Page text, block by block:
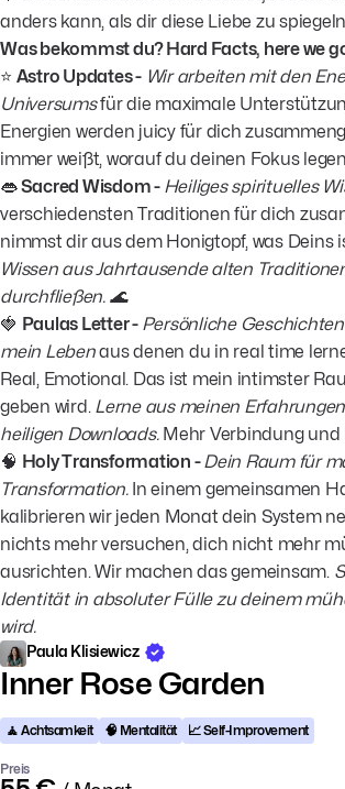
anders kann, als dir diese Liebe zu
Was bekommst du? Hard Facts, here we
⭐️ Astro Updates - Wir arbeiten mit den
Universumsfür die maximale
Energien werden juicy für dich
immer weißt, worauf du deinen Fokus
👄Sacred Wisdom - Heiliges spirituelles
verschiedensten Traditionen für dich
nimmst dir aus dem Honigtopf, was Deins
Wissen aus Jahrtausende alten
durchfließen. 🌊
🍓 Paulas Letter - Persönliche
mein Lebenaus denen du in real time
Real, Emotional. Das ist mein intimster
geben wird. Lerne aus meinen
heiligen Downloads.Mehr Verbindung und
🧠 Holy Transformation -Dein Raum für
Transformation.In einem gemeinsamen
kalibrieren wir jeden Monat dein System
nichts mehr versuchen, dich nicht mehr
ausrichten. Wir machen das gemeinsam.
Identität in absoluter Fülle zu deinem
wird.
Paula Klisiewicz
Inner Rose Garden
🧘 Achtsamkeit 🧠 Mentalität 📈 Self-Improvement
Preis